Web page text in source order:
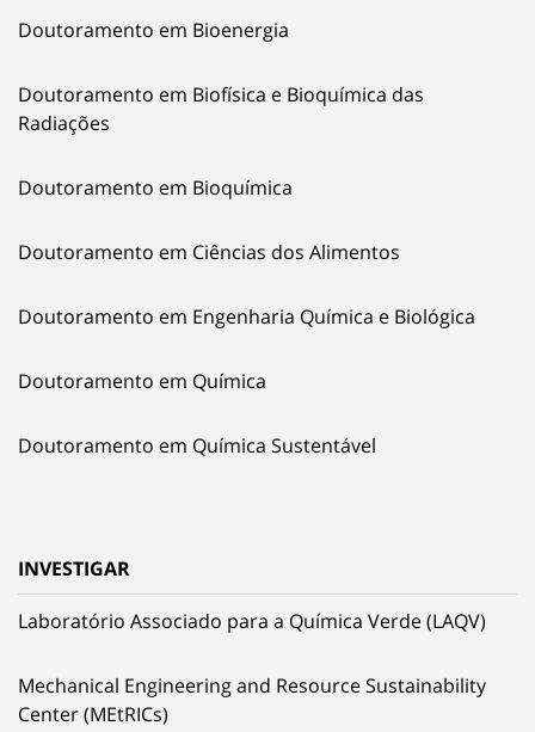
Doutoramento em Bioenergia
Doutoramento em Biofísica e Bioquímica das
Radiações
Doutoramento em Bioquímica
Doutoramento em Ciências dos Alimentos
Doutoramento em Engenharia Química e Biológica
Doutoramento em Química
Doutoramento em Química Sustentável
INVESTIGAR
Laboratório Associado para a Química Verde (LAQV)
Mechanical Engineering and Resource Sustainability
Center (MEtRICs)